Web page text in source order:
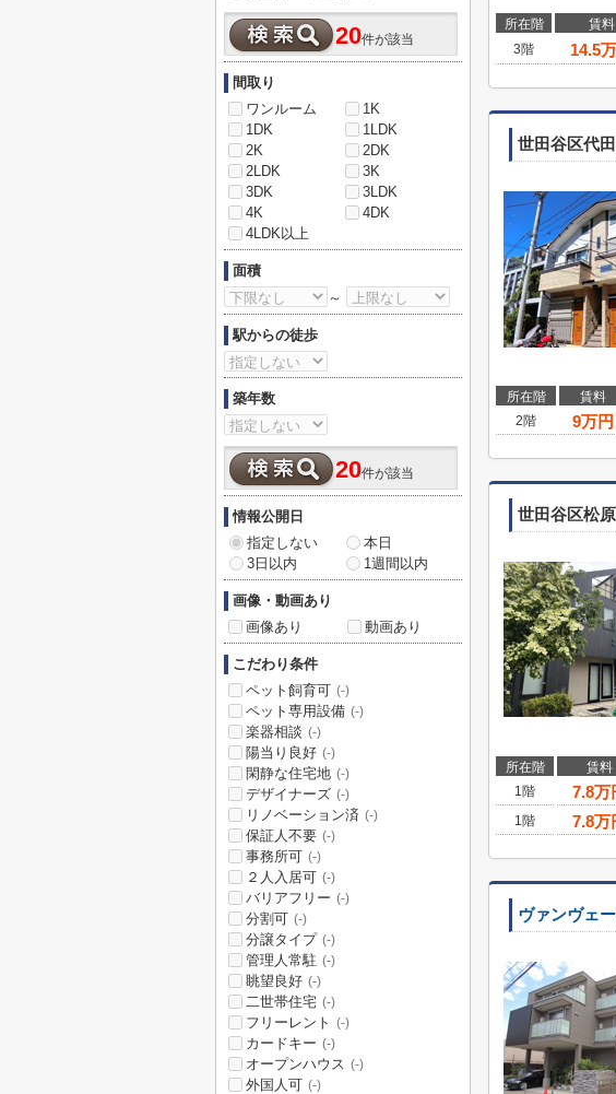
所在階 賃料
3階
14.5
世田谷区代
所在階 賃料
2階
9万円
世田谷区松
所在階 賃料
1階
7.8万
1階
7.8万
ヴァンヴェ
20件が該当
間取り
ワンルーム
1K
1DK
1LDK
2K
2DK
2LDK
3K
3DK
3LDK
4K
4DK
4LDK以上
面積
～
駅からの徒歩
築年数
20件が該当
情報公開日
指定しない
本日
3日以内
1週間以内
画像・動画あり
画像あり
動画あり
こだわり条件
ペット飼育可 (-)
ペット専用設備 (-)
楽器相談 (-)
陽当り良好 (-)
閑静な住宅地 (-)
デザイナーズ (-)
リノベーション済 (-)
保証人不要 (-)
事務所可 (-)
２人入居可 (-)
バリアフリー (-)
分割可 (-)
分譲タイプ (-)
管理人常駐 (-)
眺望良好 (-)
二世帯住宅 (-)
フリーレント (-)
カードキー (-)
オープンハウス (-)
外国人可 (-)